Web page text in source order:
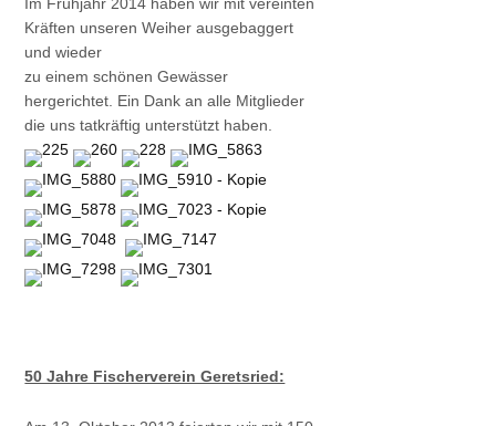
Kräften unseren Weiher ausgebaggert
und wieder
zu einem schönen Gewässer
hergerichtet. Ein Dank an alle Mitglieder
die uns tatkräftig unterstützt haben.
50 Jahre Fischerverein Geretsried: